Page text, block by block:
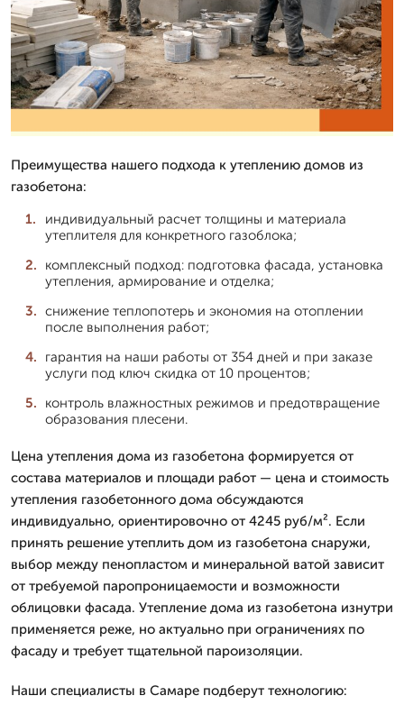
Преимущества нашего подхода к утеплению домов из
газобетона:
индивидуальный расчет толщины и материала
утеплителя для конкретного газоблока;
комплексный подход: подготовка фасада, установка
утепления, армирование и отделка;
снижение теплопотерь и экономия на отоплении
после выполнения работ;
гарантия на наши работы от 354 дней и при заказе
услуги под ключ скидка от 10 процентов;
контроль влажностных режимов и предотвращение
образования плесени.
Цена утепления дома из газобетона формируется от
состава материалов и площади работ — цена и стоимость
утепления газобетонного дома обсуждаются
индивидуально, ориентировочно от 4245 руб/м². Если
принять решение утеплить дом из газобетона снаружи,
выбор между пенопластом и минеральной ватой зависит
от требуемой паропроницаемости и возможности
облицовки фасада. Утепление дома из газобетона изнутри
применяется реже, но актуально при ограничениях по
фасаду и требует тщательной пароизоляции.
Наши специалисты в Самаре подберут технологию: